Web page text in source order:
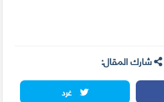
شارك المقال:
غرد